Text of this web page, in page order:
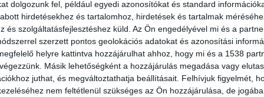
dolgozunk fel, például egyedi azonosítókat és standard
hirdetésekhez és tartalomhoz, hirdetések és tartalmak
és szolgáltatásfejlesztéshez küld. Az Ön engedélyével mi és a
szerzett pontos geolokációs adatokat és azonosítási
helyre kattintva hozzájárulhat ahhoz, hogy mi és a 1538
Másik lehetőségként a hozzájárulás megadása vagy
juthat, és megváltoztathatja beállításait. Felhívjuk figyelmét,
nem feltétlenül szükséges az Ön hozzájárulása, de
várakozásra kényszerülnek, a menetidő 30-60
környékén
dőlt fák, villámcsapástól kidőlt kémények,